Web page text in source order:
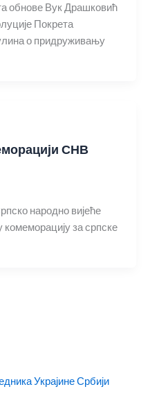
обнове Вук Драшковић
Покрета
о придруживању
СНВ
народно вијеће
за српске
Украјине Србији